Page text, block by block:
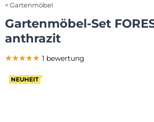
Gartenmöbel
Gartenmöbel-Set
anthrazit
NEUHEIT
★★★★★
★★★★★
★★★★★ 1 bewertung